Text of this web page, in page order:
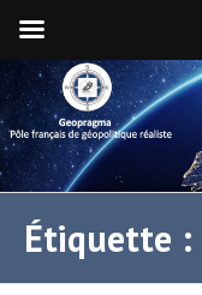
Étiquette :